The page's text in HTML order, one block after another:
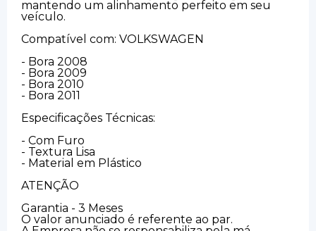
mantendo um alinhamento perfeito em seu
veículo.
Compatível com: VOLKSWAGEN
- Bora 2008
- Bora 2009
- Bora 2010
- Bora 2011
Especificações Técnicas:
- Com Furo
- Textura Lisa
- Material em Plástico
ATENÇÃO
Garantia - 3 Meses
O valor anunciado é referente ao par.